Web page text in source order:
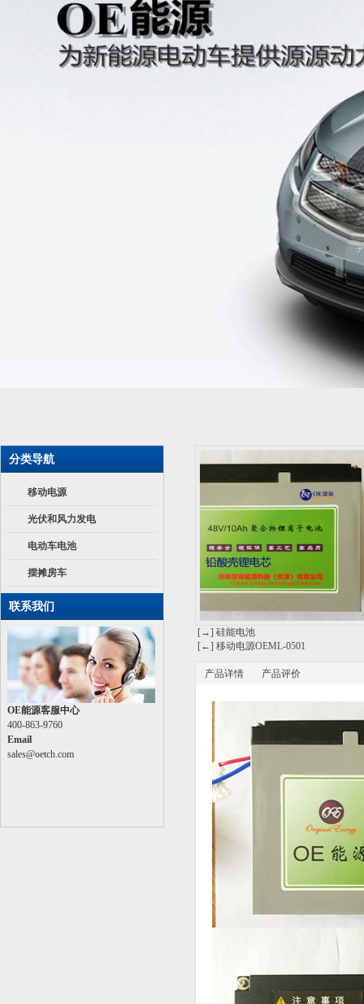
分类导航
移动电源
光伏和风力发电
电动车电池
摆摊房车
联系我们
OE能源客服中心
400-863-9760
Email
sales@oetch.com
[→] 硅能电池
[←] 移动电源OEML-0501
产品详情 产品评价